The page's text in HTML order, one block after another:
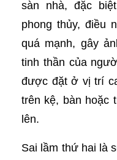
sàn nhà, đặc
phong thủy, điều
quá mạnh, gây
tinh thần của
được đặt ở vị trí
trên kệ, bàn hoặc
lên.
Sai lầm thứ hai là